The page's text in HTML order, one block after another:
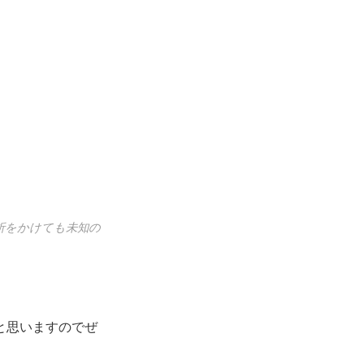
をかけても未知の
思いますのでぜ